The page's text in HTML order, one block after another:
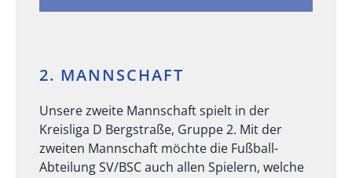
2. MANNSCHAFT
Unsere zweite Mannschaft spielt in der
Kreisliga D Bergstraße, Gruppe 2. Mit der
zweiten Mannschaft möchte die Fußball-
Abteilung SV/BSC auch allen Spielern, welche